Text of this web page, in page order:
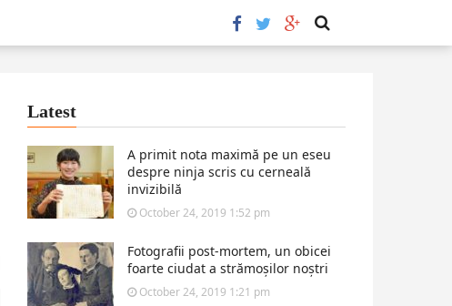
Latest
A primit nota maximă pe un eseu
despre ninja scris cu cerneală
invizibilă
October 24, 2019 1:52 pm
Fotografii post-mortem, un obicei
foarte ciudat a strămoșilor noștri
October 24, 2019 1:21 pm